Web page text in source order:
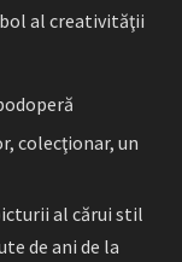
al creativităţii
colecţionar, un
al cărui stil
de ani de la